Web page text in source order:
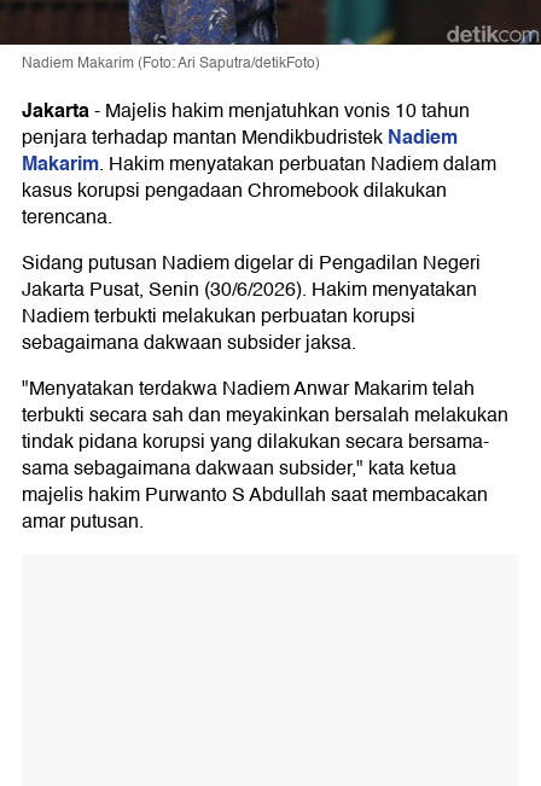
Nadiem Makarim (Foto: Ari Saputra/detikFoto)
Jakarta-Majelis hakim menjatuhkan vonis 10 tahun
penjara terhadap mantan MendikbudristekNadiem
Makarim. Hakim menyatakan perbuatan Nadiem dalam
kasus korupsi pengadaan Chromebook dilakukan
terencana.
Sidang putusan Nadiem digelar di Pengadilan Negeri
Jakarta Pusat, Senin (30/6/2026). Hakim menyatakan
Nadiem terbukti melakukan perbuatan korupsi
sebagaimana dakwaan subsider jaksa.
"Menyatakan terdakwa Nadiem Anwar Makarim telah
terbukti secara sah dan meyakinkan bersalah melakukan
tindak pidana korupsi yang dilakukan secara bersama-
sama sebagaimana dakwaan subsider," kata ketua
majelis hakim Purwanto S Abdullah saat membacakan
amar putusan.